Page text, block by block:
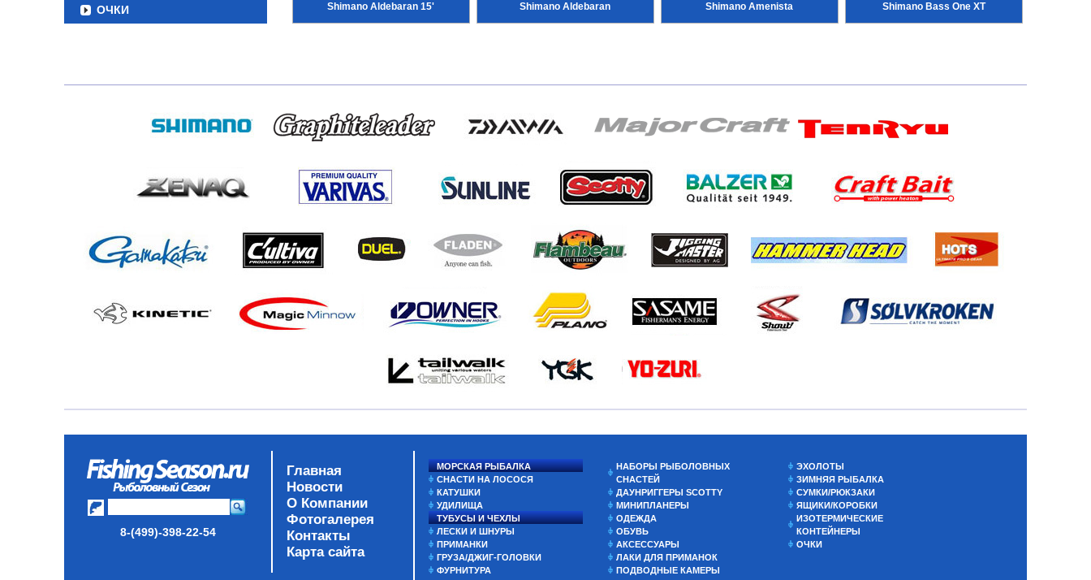
ОЧКИ Shimano Aldebaran 15' Shimano Aldebaran Shimano Amenista Shimano Bass One XT
8-(499)-398-22-54
Главная
Новости
О Компании
Фотогалерея
Контакты
Карта сайта
МОРСКАЯ РЫБАЛКА
СНАСТИ НА ЛОСОСЯ
КАТУШКИ
УДИЛИЩА
ТУБУСЫ И ЧЕХЛЫ
ЛЕСКИ И ШНУРЫ
ПРИМАНКИ
ГРУЗА/ДЖИГ-ГОЛОВКИ
ФУРНИТУРА
НАБОРЫ РЫБОЛОВНЫХ
СНАСТЕЙ
ДАУНРИГГЕРЫ SCOTTY
МИНИПЛАНЕРЫ
ОДЕЖДА
ОБУВЬ
АКСЕССУАРЫ
ЛАКИ ДЛЯ ПРИМАНОК
ПОДВОДНЫЕ КАМЕРЫ
ЭХОЛОТЫ
ЗИМНЯЯ РЫБАЛКА
СУМКИ/РЮКЗАКИ
ЯЩИКИ/КОРОБКИ
ИЗОТЕРМИЧЕСКИЕ
КОНТЕЙНЕРЫ
ОЧКИ